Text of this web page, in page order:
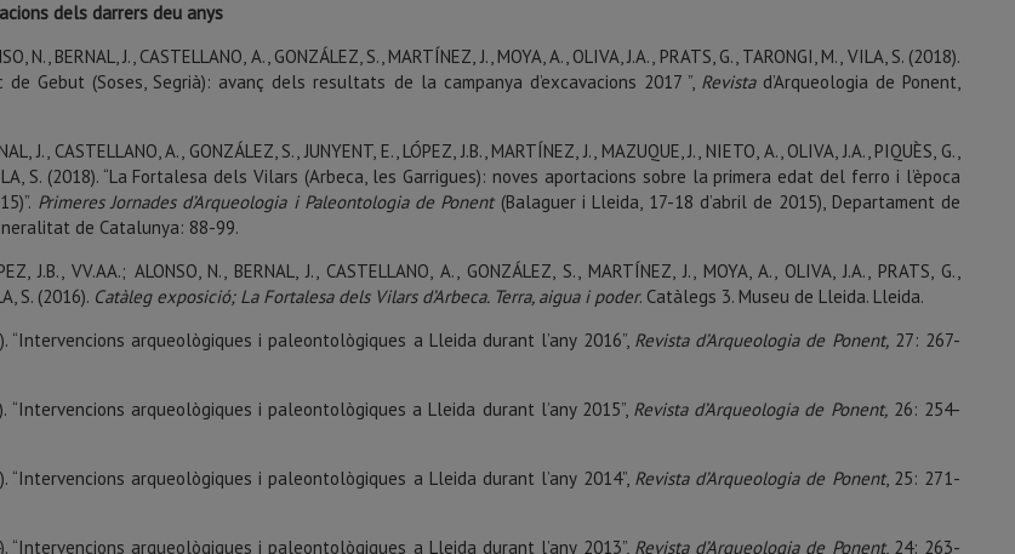
dels darrers deu anys
N., BERNAL, J., CASTELLANO, A., GONZÁLEZ, S., MARTÍNEZ, J., MOYA, A., OLIVA, J.A., PRATS, G., TARONGI, M., VILA, S. (2018).
de Gebut (Soses, Segrià): avanç dels resultats de la campanya d’excavacions 2017 ”, Revista d’Arqueologia de Ponent,
J., CASTELLANO, A., GONZÁLEZ, S., JUNYENT, E., LÓPEZ, J.B., MARTÍNEZ, J., MAZUQUE, J., NIETO, A., OLIVA, J.A., PIQUÈS, G.,
S. (2018). “La Fortalesa dels Vilars (Arbeca, les Garrigues): noves aportacions sobre la primera edat del ferro i l’època
Primeres Jornades d’Arqueologia i Paleontologia de Ponent (Balaguer i Lleida, 17-18 d’abril de 2015), Departament de
de Catalunya: 88-99.
J.B., VV.AA.; ALONSO, N., BERNAL, J., CASTELLANO, A., GONZÁLEZ, S., MARTÍNEZ, J., MOYA, A., OLIVA, J.A., PRATS, G.,
S. (2016). Catàleg exposició; La Fortalesa dels Vilars d’Arbeca. Terra, aigua i poder. Catàlegs 3. Museu de Lleida. Lleida.
“Intervencions arqueològiques i paleontològiques a Lleida durant l’any 2016”, Revista d’Arqueologia de Ponent,27: 267-
“Intervencions arqueològiques i paleontològiques a Lleida durant l’any 2015”, Revista d’Arqueologia de Ponent,26: 254-
“Intervencions arqueològiques i paleontològiques a Lleida durant l’any 2014”, Revista d’Arqueologia de Ponent, 25: 271-
“Intervencions arqueològiques i paleontològiques a Lleida durant l’any 2013”, Revista d’Arqueologia de Ponent, 24: 263-